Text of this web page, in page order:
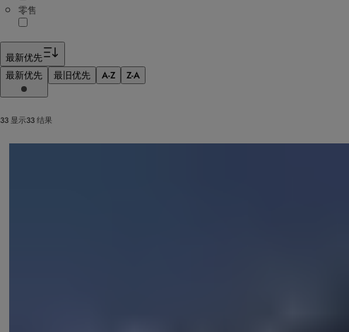
零售
最新优先
最新优先
最旧优先 A-Z Z-A
33 显示33 结果